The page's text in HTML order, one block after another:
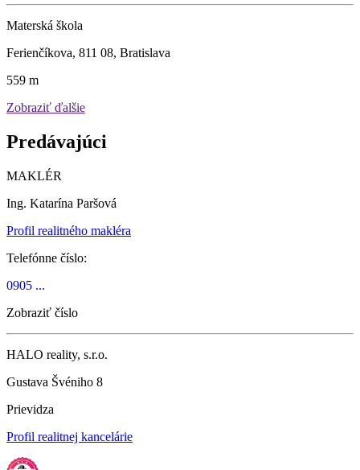
Materská škola
Ferienčíkova, 811 08, Bratislava
559 m
Zobraziť ďalšie
Predávajúci
MAKLÉR
Ing. Katarína Paršová
Profil realitného makléra
Telefónne číslo:
0905 ...
Zobraziť číslo
HALO reality, s.r.o.
Gustava Švéniho 8
Prievidza
Profil realitnej kancelárie